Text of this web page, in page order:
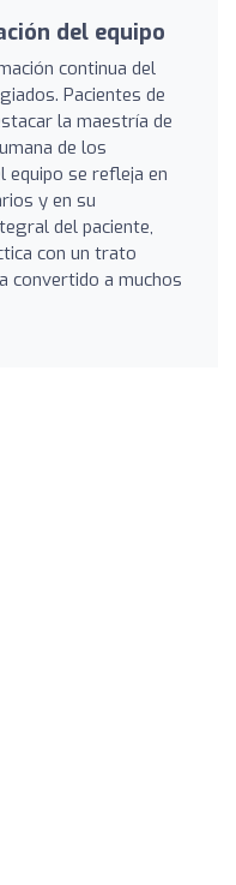
del equipo
continua del
Pacientes de
la maestría de
de los
equipo se refleja en
y en su
del paciente,
con un trato
convertido a muchos